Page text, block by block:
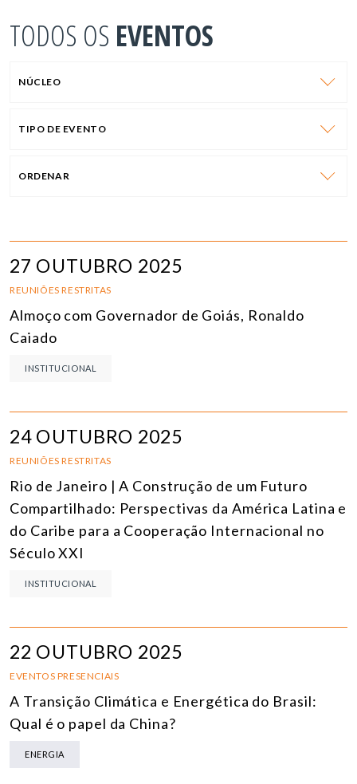
TODOS OS EVENTOS
NÚCLEO
TIPO DE EVENTO
ORDENAR
27 OUTUBRO 2025
REUNIÕES RESTRITAS
Almoço com Governador de Goiás, Ronaldo
Caiado
INSTITUCIONAL
24 OUTUBRO 2025
REUNIÕES RESTRITAS
Rio de Janeiro | A Construção de um Futuro
Compartilhado: Perspectivas da América Latina e
do Caribe para a Cooperação Internacional no
Século XXI
INSTITUCIONAL
22 OUTUBRO 2025
EVENTOS PRESENCIAIS
A Transição Climática e Energética do Brasil:
Qual é o papel da China?
ENERGIA